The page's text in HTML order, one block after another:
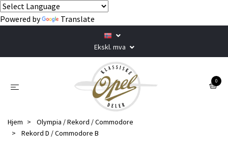
Powered by Translate
Ekskl. mva
0
Hjem
Olympia / Rekord / Commodore
Rekord D / Commodore B